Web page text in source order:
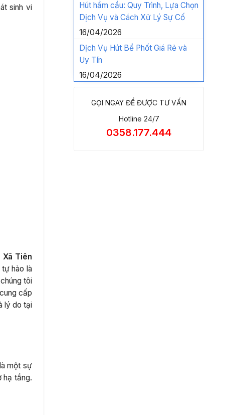
sinh vi
Tiên
hào là
tôi
cấp
lý do tại
một sự
hạ tầng.
Hút hầm cầu: Quy Trình, Lựa Chọn
Dịch Vụ và Cách Xử Lý Sự Cố
16/04/2026
Dịch Vụ Hút Bể Phốt Giá Rẻ và
Uy Tín
16/04/2026
GỌI NGAY ĐỂ ĐƯỢC TƯ VẤN
Hotline 24/7
0358.177.444